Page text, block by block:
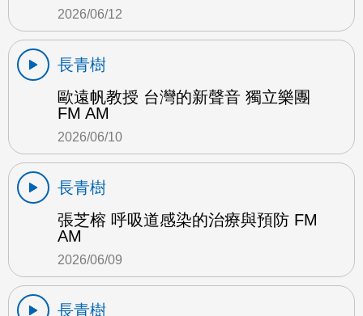
2026/06/12
長青樹
歐遠帆教授 台灣的新聲音 獨立樂團
FM AM
2026/06/10
長青樹
張芝榕 呼吸道感染的治療與預防 FM
AM
2026/06/09
長青樹